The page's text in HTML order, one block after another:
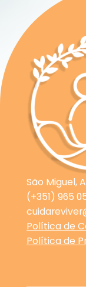
São Miguel,
(+351) 965
Política de
Política de